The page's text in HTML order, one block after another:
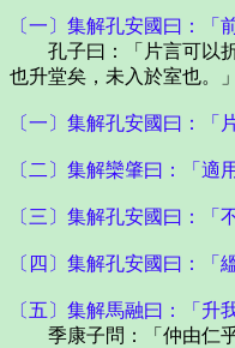
〔一〕集解孔安國曰：「
孔子曰：「片言可以折
也升堂矣，未入於室也。
〔一〕集解孔安國曰：「
〔二〕集解欒肇曰：「適
〔三〕集解孔安國曰：「
〔四〕集解孔安國曰：「
〔五〕集解馬融曰：「升
季康子問：「仲由仁乎